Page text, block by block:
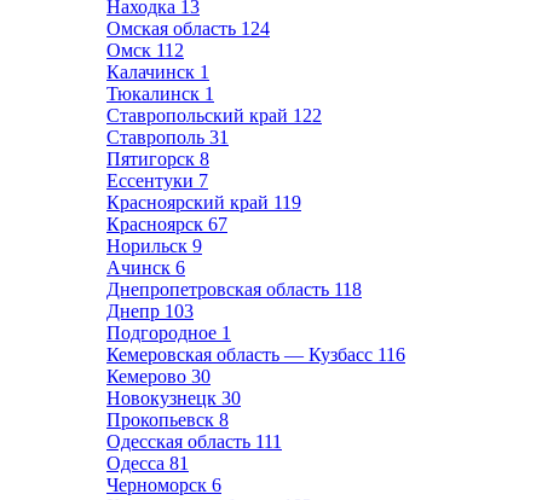
Находка 13
Омская область 124
Омск 112
Калачинск 1
Тюкалинск 1
Ставропольский край 122
Ставрополь 31
Пятигорск 8
Ессентуки 7
Красноярский край 119
Красноярск 67
Норильск 9
Ачинск 6
Днепропетровская область 118
Днепр 103
Подгородное 1
Кемеровская область — Кузбасс 116
Кемерово 30
Новокузнецк 30
Прокопьевск 8
Одесская область 111
Одесса 81
Черноморск 6